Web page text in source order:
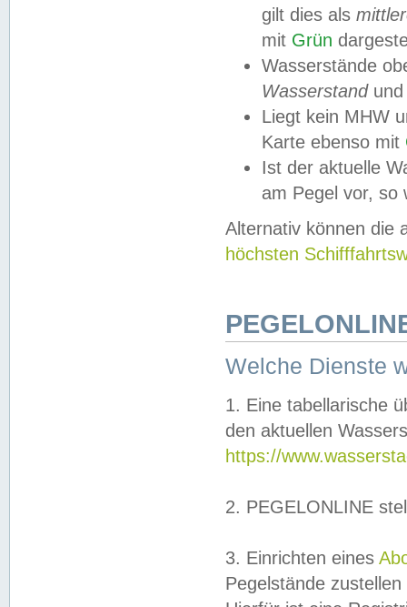
gilt dies als
mit Grün
Wasserstände
Wasserstandund
Liegt kein MHW
Karte ebenso mit
Ist der aktuelle
am Pegel vor,
Alternativ können die
höchsten
Welche Dienste
1. Eine tabellarische
den aktuellen
https://
2. PEGELONLINE
3. Einrichten eines
Pegelstände